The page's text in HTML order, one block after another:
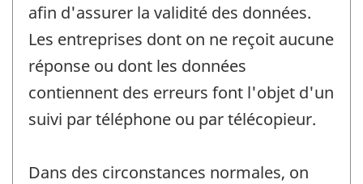
afin d'assurer la validité des données.
Les entreprises dont on ne reçoit aucune
réponse ou dont les données
contiennent des erreurs font l'objet d'un
suivi par téléphone ou par télécopieur.
Dans des circonstances normales, on